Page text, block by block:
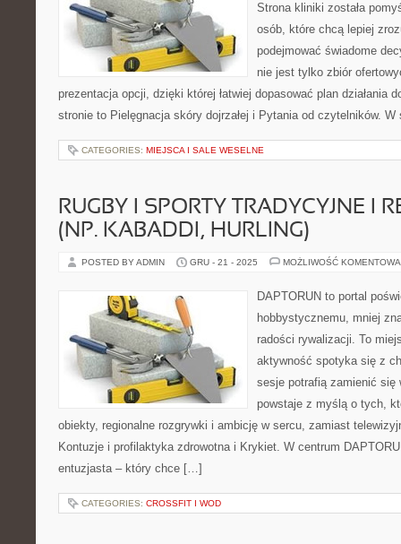
Strona kliniki została
osób, które chcą lepiej
podejmować świadome
nie jest tylko zbiór
prezentacja opcji, dzięki której łatwiej dopasować plan działania
stronie to Pielęgnacja skóry dojrzałej i Pytania od czytelników.
CATEGORIES: MIEJSCA I SALE WESELNE
RUGBY I SPORTY TRADYCYJNE I
(NP. KABADDI, HURLING)
POSTED BY ADMIN GRU - 21 - 2025 MOŻLIWOŚĆ
DAPTORUN to portal
hobbystycznemu, mniej
radości rywalizacji. To
aktywność spotyka się z
sesje potrafią zamienić się
powstaje z myślą o tych,
obiekty, regionalne rozgrywki i ambicję w sercu, zamiast
Kontuzje i profilaktyka zdrowotna i Krykiet. W centrum
entuzjasta – który chce […]
CATEGORIES: CROSSFIT I WOD